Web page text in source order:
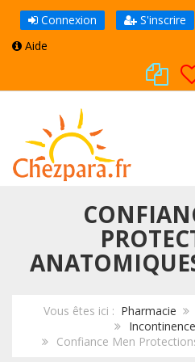
Connexion S'inscrire
Aide
Vous êtes ici : Pharmacie
Confiance Men